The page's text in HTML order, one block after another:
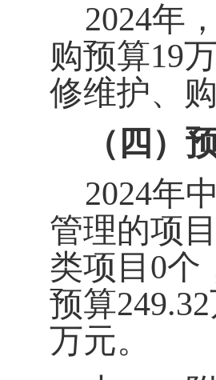
2024年
购预算19
修维护、
（四）
2024年
管理的项目
类项目0个
预算249.32
万元。